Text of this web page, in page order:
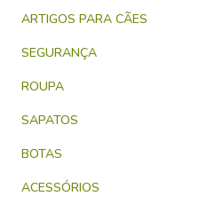
ARTIGOS PARA CÃES
SEGURANÇA
ROUPA
SAPATOS
BOTAS
ACESSÓRIOS